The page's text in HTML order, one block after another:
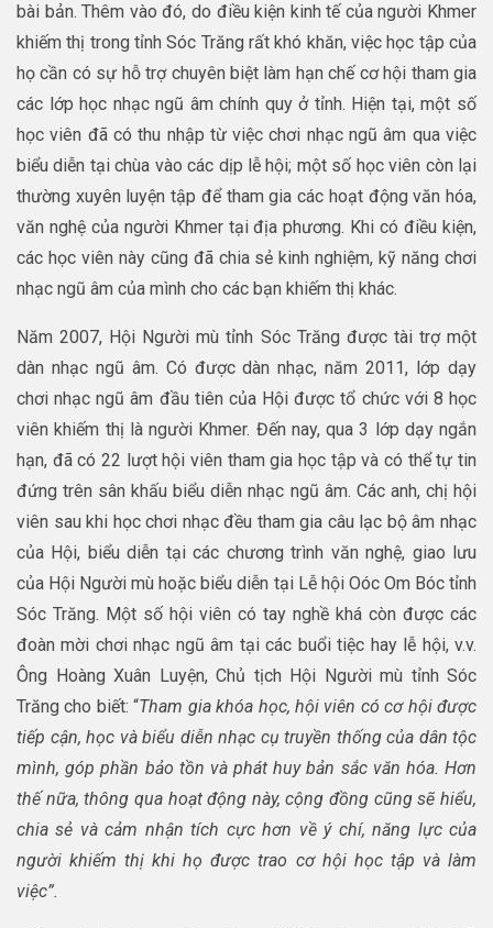
bài bản. Thêm vào đó, do điều kiện kinh tế của người Khmer
khiếm thị trong tỉnh Sóc Trăng rất khó khăn, việc học tập của
họ cần có sự hỗ trợ chuyên biệt làm hạn chế cơ hội tham gia
các lớp học nhạc ngũ âm chính quy ở tỉnh. Hiện tại, một số
học viên đã có thu nhập từ việc chơi nhạc ngũ âm qua việc
biểu diễn tại chùa vào các dịp lễ hội; một số học viên còn lại
thường xuyên luyện tập để tham gia các hoạt động văn hóa,
văn nghệ của người Khmer tại địa phương. Khi có điều kiện,
các học viên này cũng đã chia sẻ kinh nghiệm, kỹ năng chơi
nhạc ngũ âm của mình cho các bạn khiếm thị khác.
Năm 2007, Hội Người mù tỉnh Sóc Trăng được tài trợ một
dàn nhạc ngũ âm. Có được dàn nhạc, năm 2011, lớp dạy
chơi nhạc ngũ âm đầu tiên của Hội được tổ chức với 8 học
viên khiếm thị là người Khmer. Đến nay, qua 3 lớp dạy ngắn
hạn, đã có 22 lượt hội viên tham gia học tập và có thể tự tin
đứng trên sân khấu biểu diễn nhạc ngũ âm. Các anh, chị hội
viên sau khi học chơi nhạc đều tham gia câu lạc bộ âm nhạc
của Hội, biểu diễn tại các chương trình văn nghệ, giao lưu
của Hội Người mù hoặc biểu diễn tại Lễ hội Oóc Om Bóc tỉnh
Sóc Trăng. Một số hội viên có tay nghề khá còn được các
đoàn mời chơi nhạc ngũ âm tại các buổi tiệc hay lễ hội, v.v.
Ông Hoàng Xuân Luyện, Chủ tịch Hội Người mù tỉnh Sóc
Trăng cho biết: “Tham gia khóa học, hội viên có cơ hội được
tiếp cận, học và biểu diễn nhạc cụ truyền thống của dân tộc
mình, góp phần bảo tồn và phát huy bản sắc văn hóa. Hơn
thế nữa, thông qua hoạt động này, cộng đồng cũng sẽ hiểu,
chia sẻ và cảm nhận tích cực hơn về ý chí, năng lực của
người khiếm thị khi họ được trao cơ hội học tập và làm
việc”.